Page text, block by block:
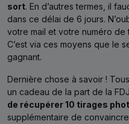
sort. En d’autres termes, il
dans ce délai de 6 jours.
votre mail et votre numéro
C’est via ces moyens que le
gagnant.
Dernière chose à savoir !
un cadeau de la part de la
de récupérer 10 tirages
supplémentaire de